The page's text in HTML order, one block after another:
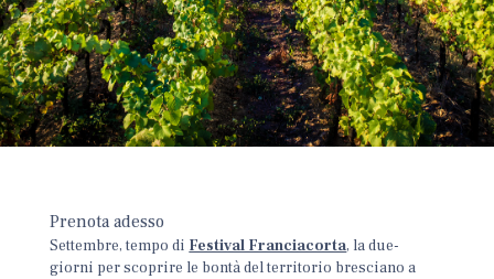
Prenota adesso
Settembre, tempo di Festival Franciacorta, la due-
giorni per scoprire le bontà del territorio bresciano a